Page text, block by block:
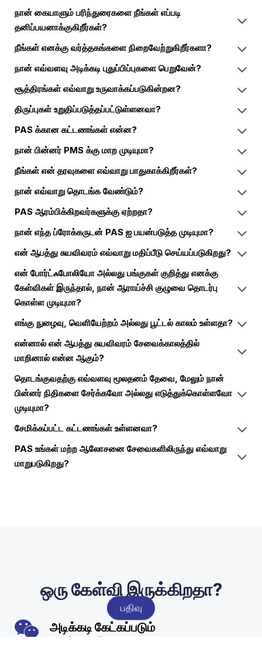
பதிவு
நான் கையாளும் பரிந்துரைகளை நீங்கள் எப்படி
தனிப்பயனாக்குகிறீர்கள்?
நீங்கள் எனக்கு வர்த்தகங்களை நிறைவேற்றுகிறீர்களா?
நான் எவ்வளவு அடிக்கடி புதுப்பிப்புகளை பெறுவேன்?
சூத்திரங்கள் எவ்வாறு உருவாக்கப்படுகின்றன?
திருப்புகள் உறுதிப்படுத்தப்பட்டுள்ளனவா?
PAS க்கான கட்டணங்கள் என்ன?
நான் பின்னர் PMS க்கு மாற முடியுமா?
நீங்கள் என் தரவுகளை எவ்வாறு பாதுகாக்கிறீர்கள்?
நான் எவ்வாறு தொடங்க வேண்டும்?
PAS ஆரம்பிக்கிறவர்களுக்கு ஏற்றதா?
நான் எந்த ப்ரோக்கருடன் PAS ஐ பயன்படுத்த முடியுமா?
என் ஆபத்து சுயவிவரம் எவ்வாறு மதிப்பீடு செய்யப்படுகிறது?
என் போர்ட்ஃபோலியோ அல்லது பங்குகள் குறித்து எனக்கு
கேள்விகள் இருந்தால், நான் ஆராய்ச்சி குழுவை தொடர்பு
கொள்ள முடியுமா?
எங்கு நுழைவு, வெளியேற்றம் அல்லது பூட்டல் காலம் உள்ளதா?
என்னால் என் ஆபத்து சுயவிவரம் சேவைக்காலத்தில்
மாறினால் என்ன ஆகும்?
தொடங்குவதற்கு எவ்வளவு மூலதனம் தேவை, மேலும் நான்
பின்னர் நிதிகளை சேர்க்கவோ அல்லது எடுத்துக்கொள்ளவோ
முடியுமா?
சேமிக்கப்பட்ட கட்டணங்கள் உள்ளனவா?
PAS உங்கள் மற்ற ஆலோசனை சேவைகளிலிருந்து எவ்வாறு
மாறுபடுகிறது?
ஒரு கேள்வி இருக்கிறதா?
அடிக்கடி கேட்கப்படும்